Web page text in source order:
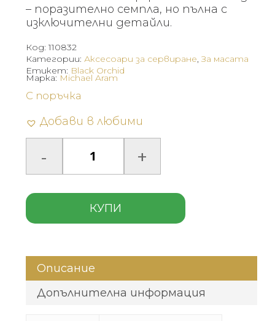
– поразително семпла, но пълна с
изключителни детайли.
Код:110832
Категории: Аксесоари за сервиране,За масата
Етикет: Black Orchid
С поръчка
Добави в любими
КУПИ
Марка: Michael Aram
Описание
Допълнителна информация